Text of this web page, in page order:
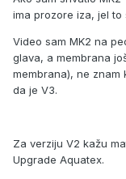
ima prozore iza, jel to
Video sam MK2 na
glava, a membrana
membrana), ne znam
da je V3.
Za verziju V2 kažu
Upgrade Aquatex.